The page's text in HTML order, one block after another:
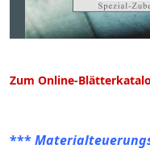
Zum Online-
***